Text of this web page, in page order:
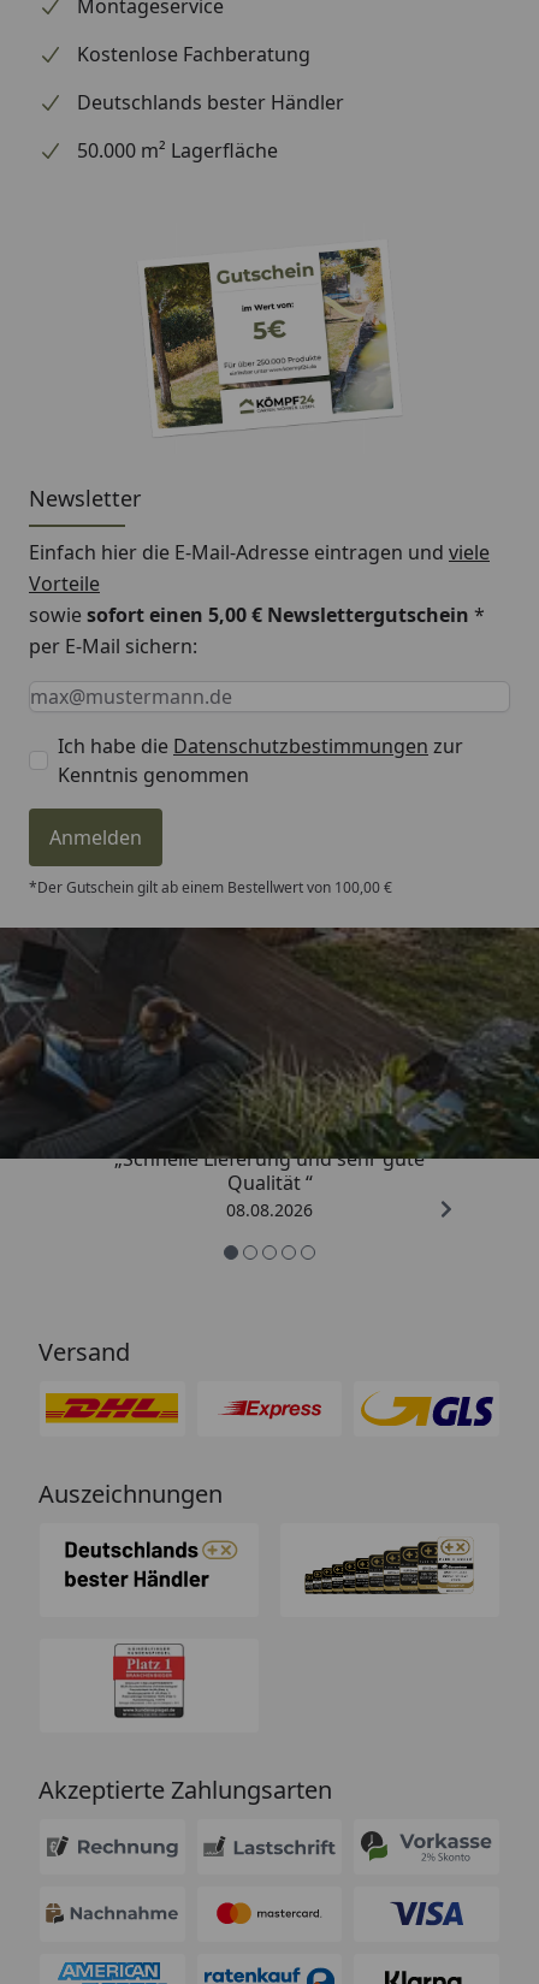
Informationen zu dem Ersatzteil geben. Es dient
lediglich dem Austausch des defekten oder fehlenden
Montageservice
Kostenlose Fachberatung
Deutschlands bester Händler
50.000 m² Lagerfläche
Newsletter
Einfach hier die E-Mail-Adresse eintragen und viele
Vorteile
sowiesofort einen 5,00 € Newslettergutschein *
per E-Mail sichern:
Keine Eingabe erforderlich
Eingabe erforderlich
E-Mail *
Ich habe die Datenschutzbestimmungen zur
Kenntnis genommen
Anmelden
*Der Gutschein gilt ab einem Bestellwert von 100,00 €
Trusted Shops
4,81/ 5
„Schnelle Lieferung und sehr gute
Qualität “
08.08.2026
Versand
Auszeichnungen
Akzeptierte Zahlungsarten